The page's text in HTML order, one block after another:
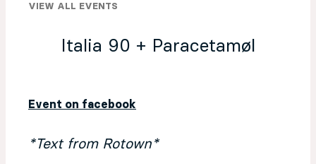
Italia 90 + Paracetamøl
Event on facebook
*Text from Rotown*
VIEW ALL EVENTS